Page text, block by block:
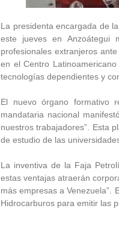
La presidenta encargada de
este jueves en Anzoátegui
profesionales extranjeros
en el Centro
tecnologías dependientes y
El nuevo órgano formativo
mandataria nacional
nuestros trabajadores”. Esta
de estudio de las
La inventiva de la Faja
estas ventajas atraerán
más empresas a Venezuela”.
Hidrocarburos para emitir las